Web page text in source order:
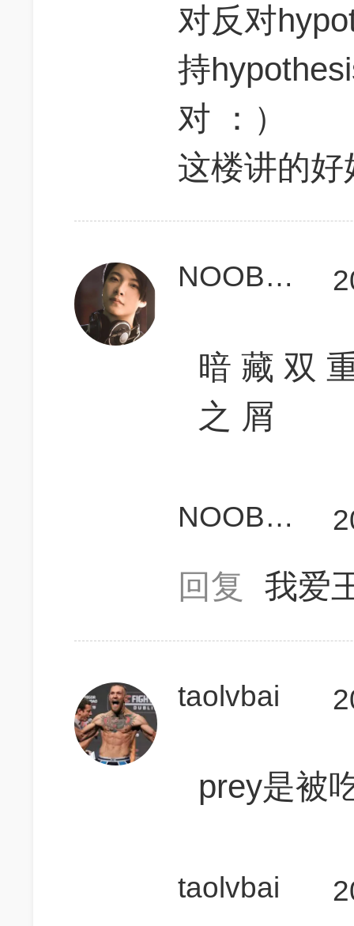
对反对
持
对 ：）
这楼讲的
NOOB1918
暗 藏 双
之 屑
NOOB1918
回复 我爱
taolvbai
prey是被
taolvbai